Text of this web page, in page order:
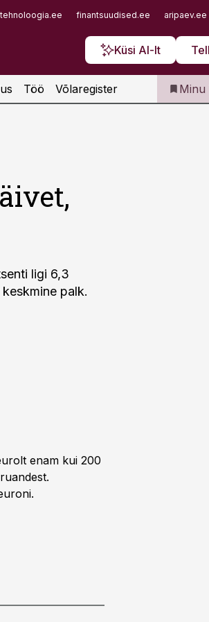
finantsuudised.ee aripaev.ee
Küsi AI-lt
Telli
Töö Võlaregister Minu
ligi 6,3
palk.
enam kui 200